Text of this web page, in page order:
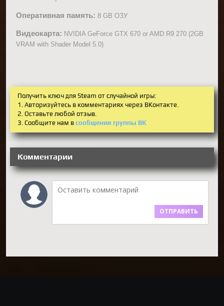
Оперативная память: 8 GB ОЗУ
Видеокарта: NVIDIA GeForce GTX 670 or AMD R9 270 (2GB
VRAM with Shader Model 5.0)
Получить ключ для Steam от случайной игры:
1. Авторизуйтесь в комментариях через ВКонтакте.
2. Оставьте любой отзыв.
3. Сообщите нам в сообщения группы ВК
Комментарии
ОТПРАВИТЬ